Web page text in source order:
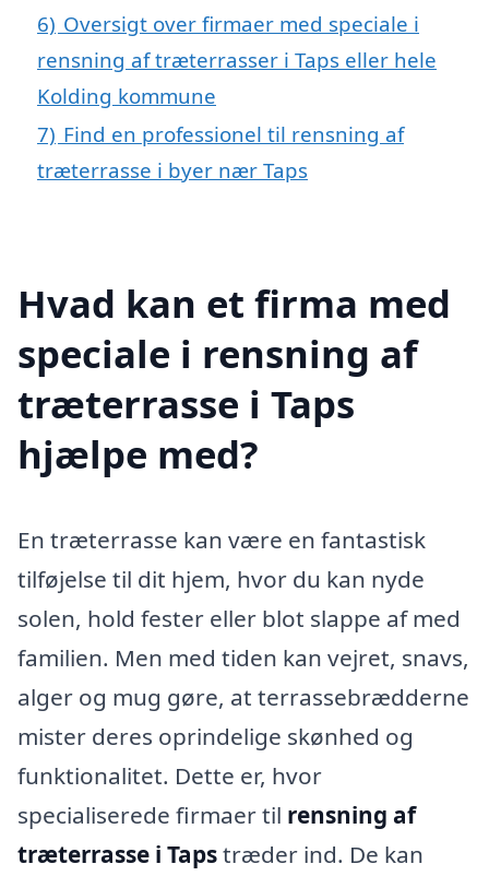
6) Oversigt over firmaer med speciale i
rensning af træterrasser i Taps eller hele
Kolding kommune
7) Find en professionel til rensning af
træterrasse i byer nær Taps
Hvad kan et firma med
speciale i rensning af
træterrasse i Taps
hjælpe med?
En træterrasse kan være en fantastisk
tilføjelse til dit hjem, hvor du kan nyde
solen, hold fester eller blot slappe af med
familien. Men med tiden kan vejret, snavs,
alger og mug gøre, at terrassebrædderne
mister deres oprindelige skønhed og
funktionalitet. Dette er, hvor
specialiserede firmaer til rensning af
træterrasse i Tapstræder ind. De kan